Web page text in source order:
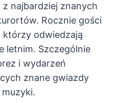
najbardziej znanych
Rocznie gości
którzy odwiedzają
letnim. Szczególnie
i wydarzeń
znane gwiazdy